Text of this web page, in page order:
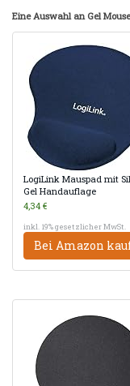
Eine Auswahl an Gel
LogiLink Mauspad mit
Gel Handauflage
4,34 €
inkl. 19% gesetzlicher MwSt.
Bei Amazon